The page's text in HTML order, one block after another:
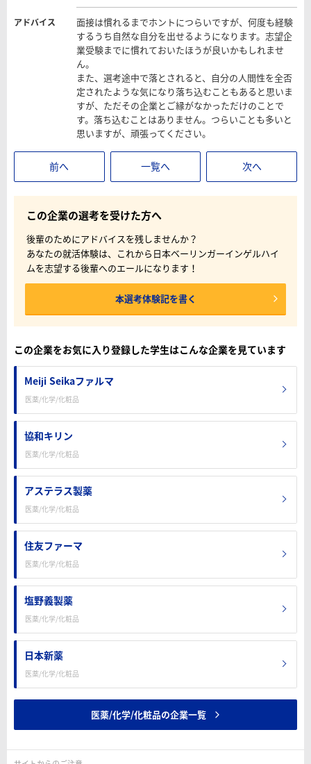
アドバイス
面接は慣れるまでホントにつらいですが、何度も経験
するうち自然な自分を出せるようになります。志望企
業受験までに慣れておいたほうが良いかもしれませ
ん。
また、選考途中で落とされると、自分の人間性を全否
定されたような気になり落ち込むこともあると思いま
すが、ただその企業とご縁がなかっただけのことで
す。落ち込むことはありません。つらいことも多いと
思いますが、頑張ってください。
前へ 一覧へ 次へ
この企業の選考を受けた方へ
後輩のためにアドバイスを残しませんか？
あなたの就活体験は、これから日本ベーリンガーインゲルハイ
ムを志望する後輩へのエールになります！
本選考体験記を書く
この企業をお気に入り登録した学生はこんな企業を見ています
Meiji Seikaファルマ
医薬/化学/化粧品
協和キリン
医薬/化学/化粧品
アステラス製薬
医薬/化学/化粧品
住友ファーマ
医薬/化学/化粧品
塩野義製薬
医薬/化学/化粧品
日本新薬
医薬/化学/化粧品
医薬/化学/化粧品の企業一覧